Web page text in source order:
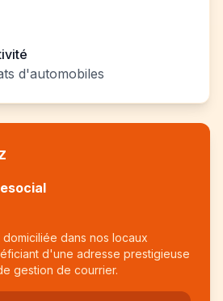
d'automobiles
dans nos locaux
d'une adresse prestigieuse
gestion de courrier.